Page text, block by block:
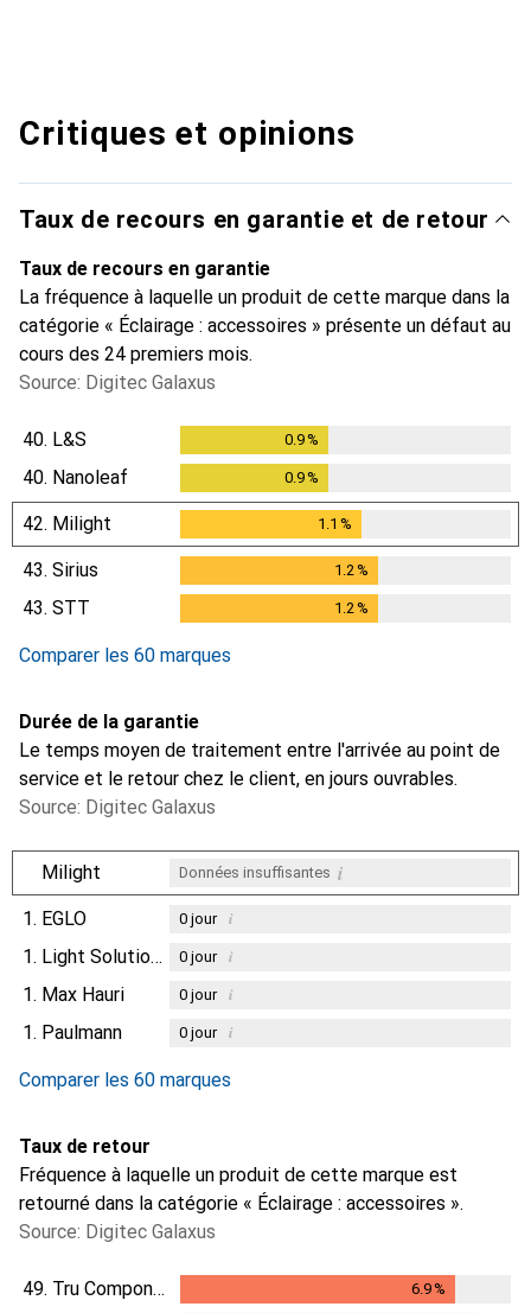
Critiques et opinions
Taux de recours en garantie et de retour
Taux de recours en garantie
La fréquence à laquelle un produit de cette marque dans la
catégorie « Éclairage : accessoires » présente un défaut au
cours des 24 premiers mois.
Source: Digitec Galaxus
40. L&S 0.9%
40. Nanoleaf 0.9%
42. Milight 1.1 %
43. Sirius 1.2 %
43. STT 1.2 %
Comparer les 60 marques
Durée de la garantie
Le temps moyen de traitement entre l'arrivée au point de
service et le retour chez le client, en jours ouvrables.
Source: Digitec Galaxus
Milight Données insuffisantes i
1. EGLO 0jour i
1. Light Solutions 0jour i
1. Max Hauri 0jour i
1. Paulmann 0jour i
Comparer les 60 marques
Taux de retour
Fréquence à laquelle un produit de cette marque est
retourné dans la catégorie « Éclairage : accessoires ».
Source: Digitec Galaxus
49. Tru Components 6.9%